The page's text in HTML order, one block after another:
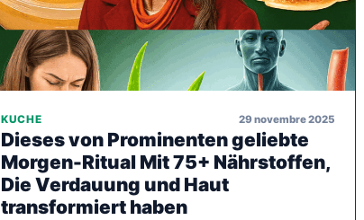
KUCHE 29 novembre 2025
Dieses von Prominenten geliebte
Morgen-Ritual Mit 75+ Nährstoffen,
Die Verdauung und Haut
transformiert haben